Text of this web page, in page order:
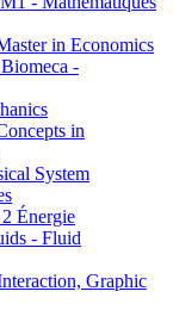
in Economics
-
in
System
Énergie
- Fluid
Graphic